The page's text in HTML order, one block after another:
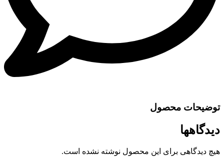
توضیحات محصول
دیدگاهها
هیچ دیدگاهی برای این محصول نوشته نشده است.